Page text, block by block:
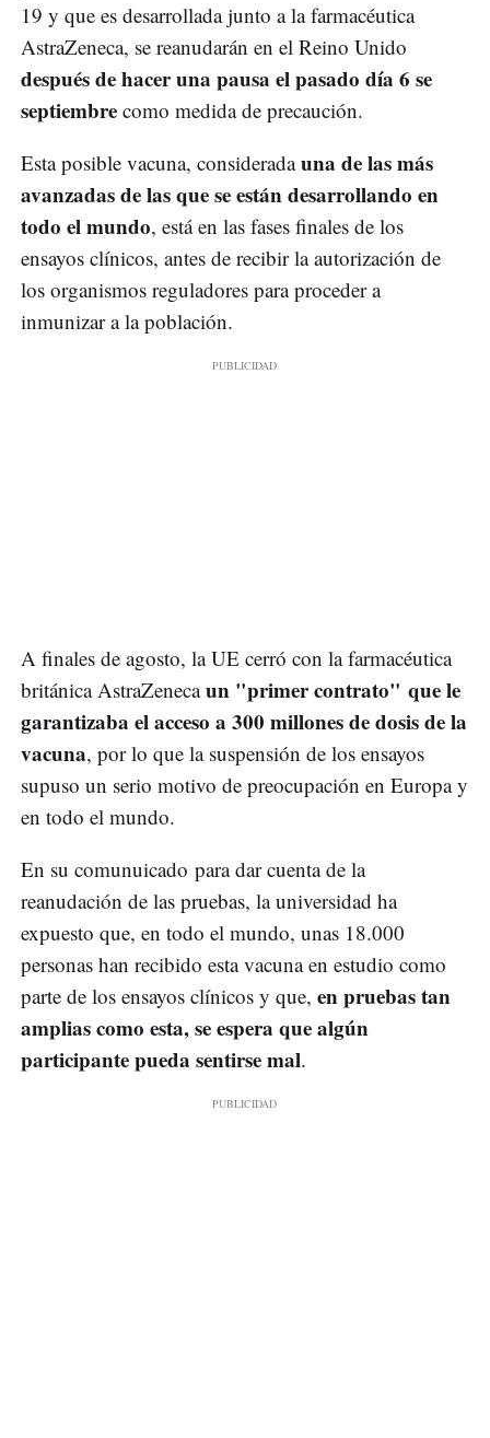
19 y que es desarrollada junto a la farmacéutica
AstraZeneca, se reanudarán en el Reino Unido
después de hacer una pausa el pasado día 6 se
septiembre como medida de precaución.
Esta posible vacuna, consideradauna de las más
avanzadas de las que se están desarrollando en
todo el mundo, está en las fases finales de los
ensayos clínicos, antes de recibir la autorización de
los organismos reguladores para proceder a
inmunizar a la población.
A finales de agosto, la UE cerró con la farmacéutica
británica AstraZenecaun "primer contrato" que le
garantizaba el acceso a 300 millones de dosis de la
vacuna, por lo que la suspensión de los ensayos
supuso un serio motivo de preocupación en Europa y
en todo el mundo.
En su comunuicado para dar cuenta de la
reanudación de las pruebas, la universidad ha
expuesto que, en todo el mundo, unas 18.000
personas han recibido esta vacuna en estudio como
parte de los ensayos clínicos y que, en pruebas tan
amplias como esta, se espera que algún
participante pueda sentirse mal.